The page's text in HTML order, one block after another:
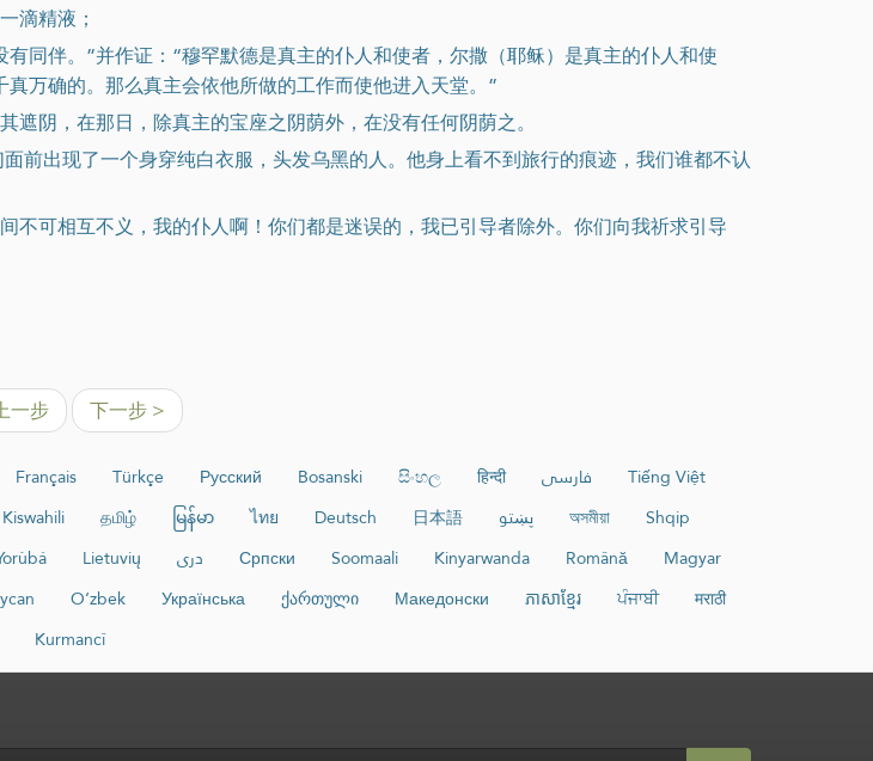
滴精液；
同伴。”并作证：“穆罕默德是真主的仆人和使者，尔撒（耶稣）是真主的仆人和使
万确的。那么真主会依他所做的工作而使他进入天堂。”
阴，在那日，除真主的宝座之阴荫外，在没有任何阴荫之。
前出现了一个身穿纯白衣服，头发乌黑的人。他身上看不到旅行的痕迹，我们谁都不认
可相互不义，我的仆人啊！你们都是迷误的，我已引导者除外。你们向我祈求引导
一步 下一步 >
Français Türkçe Русский Bosanski සිංහල हिन्दी فارسی
Tiếng Việt
Kiswahili தமிழ் မြန်မာ ไทย Deutsch 日本語 پښتو অসমীয়া
Shqip
Lietuvių دری Српски Soomaali Kinyarwanda Română
Magyar
O‘zbek Українська ქართული Македонски ភាសាខ្មែរ ਪੰਜਾਬੀ
मराठी
Kurmancî